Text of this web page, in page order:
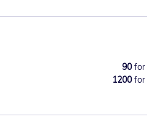
90for
1200for